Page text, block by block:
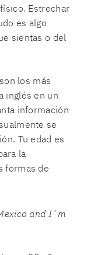
Estrechar
es algo
sientas o del
los más
inglés en un
información
se
Tu edad es
la
formas de
and I´m